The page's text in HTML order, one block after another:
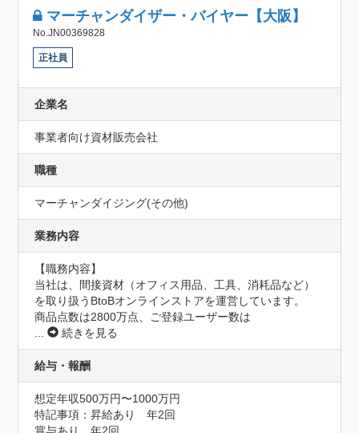
マーチャンダイザー・バイヤー【大阪】
No.JN00369828
正社員
企業名
事業者向け資材販売会社
職種
マーチャンダイジング(その他)
業務内容
【職務内容】
当社は、間接資材（オフィス用品、工具、消耗品など）
を取り扱うBtoBオンラインストアを運営しています。
商品点数は2800万点、ご登録ユーザー数は
...
続きを見る
給与・報酬
想定年収500万円〜1000万円
特記事項：昇給あり　年2回